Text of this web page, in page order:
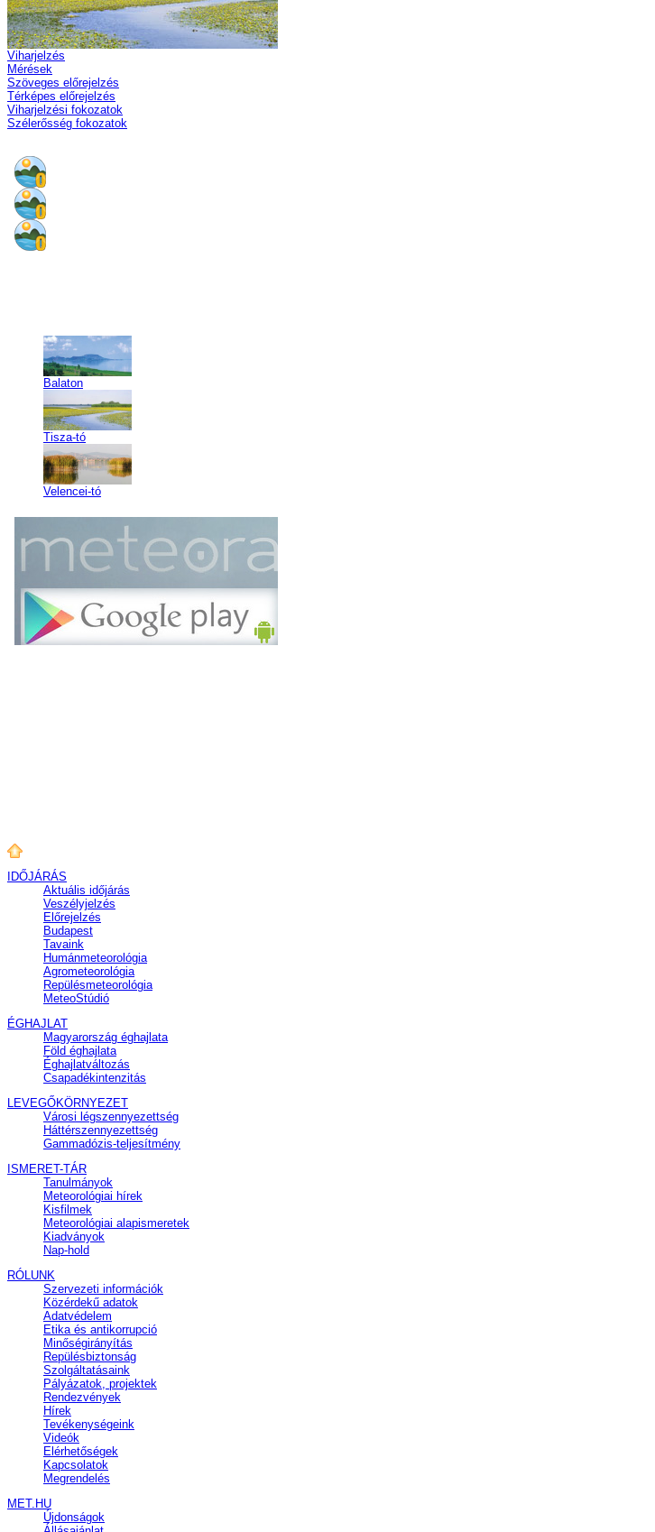
Viharjelzés
Mérések
Szöveges előrejelzés
Térképes előrejelzés
Viharjelzési fokozatok
Szélerősség fokozatok
Balaton
Tisza-tó
Velencei-tó
IDŐJÁRÁS
Aktuális időjárás
Veszélyjelzés
Előrejelzés
Budapest
Tavaink
Humánmeteorológia
Agrometeorológia
Repülésmeteorológia
MeteoStúdió
ÉGHAJLAT
Magyarország éghajlata
Föld éghajlata
Éghajlatváltozás
Csapadékintenzitás
LEVEGŐKÖRNYEZET
Városi légszennyezettség
Háttérszennyezettség
Gammadózis-teljesítmény
ISMERET-TÁR
Tanulmányok
Meteorológiai hírek
Kisfilmek
Meteorológiai alapismeretek
Kiadványok
Nap-hold
RÓLUNK
Szervezeti információk
Közérdekű adatok
Adatvédelem
Etika és antikorrupció
Minőségirányítás
Repülésbiztonság
Szolgáltatásaink
Pályázatok, projektek
Rendezvények
Hírek
Tevékenységeink
Videók
Elérhetőségek
Kapcsolatok
Megrendelés
MET.HU
Újdonságok